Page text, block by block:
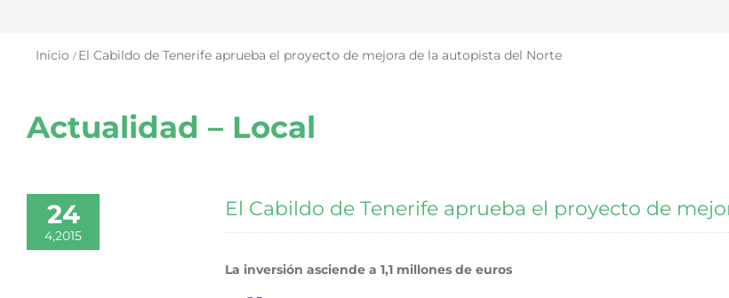
Inicio El Cabildo de Tenerife aprueba el proyecto de mejora de la autopista del Norte
Actualidad – Local
24
4,2015
El Cabildo de Tenerife aprueba el proyecto de
La inversión asciende a 1,1 millones de euros